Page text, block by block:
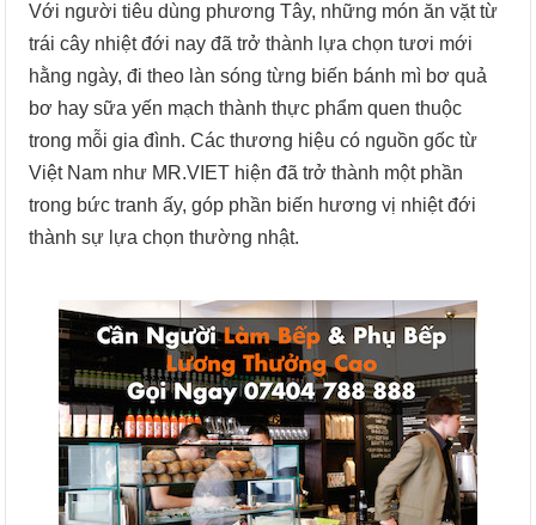
Với người tiêu dùng phương Tây, những món ăn vặt từ
trái cây nhiệt đới nay đã trở thành lựa chọn tươi mới
hằng ngày, đi theo làn sóng từng biến bánh mì bơ quả
bơ hay sữa yến mạch thành thực phẩm quen thuộc
trong mỗi gia đình. Các thương hiệu có nguồn gốc từ
Việt Nam như MR.VIET hiện đã trở thành một phần
trong bức tranh ấy, góp phần biến hương vị nhiệt đới
thành sự lựa chọn thường nhật.